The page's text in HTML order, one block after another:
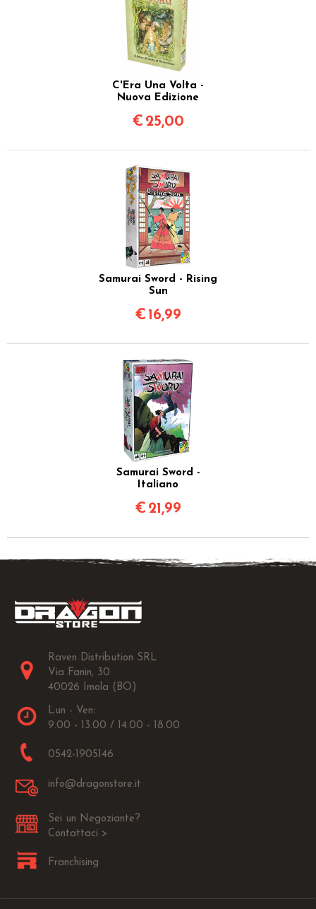
C'Era Una Volta -
Nuova Edizione
€ 25,00
Samurai Sword - Rising
Sun
€ 16,99
Samurai Sword -
Italiano
€ 21,99
Raven Distribution SRL
Via Fanin, 30
40026 Imola (BO)
Lun - Ven:
9.00 - 13.00 / 14.00 - 18.00
0542-1905146
info@dragonstore.it
Sei un Negoziante?
Contattaci >
Franchising